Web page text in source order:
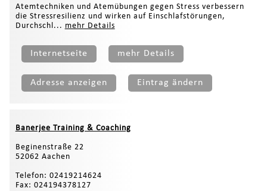
Atemtechniken und Atemübungen gegen Stress verbessern
die Stressresilienz und wirken auf Einschlafstörungen,
Durchschl... mehr Details
Internetseite mehr Details
Adresse anzeigen Eintrag ändern
Banerjee Training & Coaching
Beginenstraße 22
52062 Aachen
Telefon: 02419214624
Fax: 024194378127